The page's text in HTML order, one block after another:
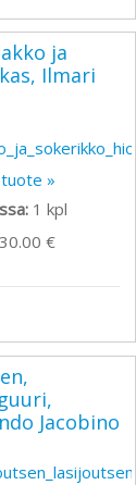
ja
Ilmari
»
1 kpl
30.00 €
Jacobino